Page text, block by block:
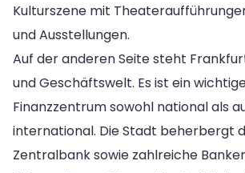
Kulturszene mit
und Ausstellungen.
Auf der anderen Seite steht
und Geschäftswelt. Es ist ein
Finanzzentrum sowohl national als
international. Die Stadt beherbergt
Zentralbank sowie zahlreiche